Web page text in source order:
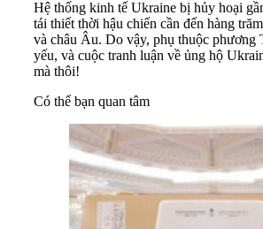
Hệ thống kinh tế Ukraine bị hủy hoại
tái thiết thời hậu chiến cần đến hàng
và châu Âu. Do vậy, phụ thuộc phương
yếu, và cuộc tranh luận về ủng hộ
mà thôi!
Có thể bạn quan tâm